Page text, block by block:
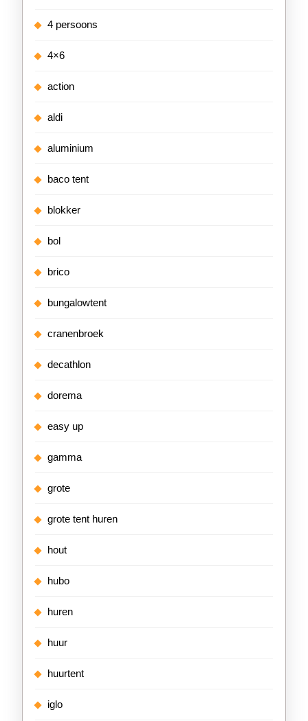
4 persoons
4×6
action
aldi
aluminium
baco tent
blokker
bol
brico
bungalowtent
cranenbroek
decathlon
dorema
easy up
gamma
grote
grote tent huren
hout
hubo
huren
huur
huurtent
iglo